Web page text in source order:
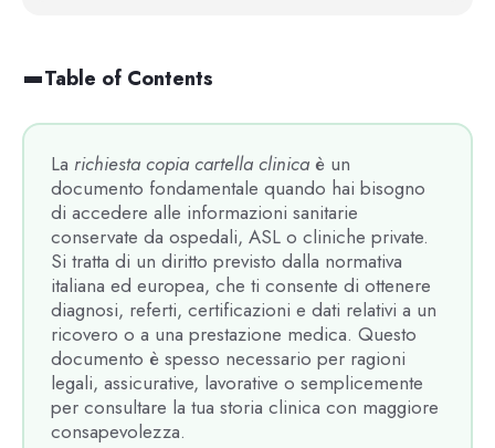
La richiesta copia cartella clinicaè un
documento fondamentale quando hai bisogno
di accedere alle informazioni sanitarie
conservate da ospedali, ASL o cliniche private.
Si tratta di un diritto previsto dalla normativa
italiana ed europea, che ti consente di ottenere
diagnosi, referti, certificazioni e dati relativi a un
ricovero o a una prestazione medica. Questo
documento è spesso necessario per ragioni
legali, assicurative, lavorative o semplicemente
per consultare la tua storia clinica con maggiore
consapevolezza.
Table of Contents